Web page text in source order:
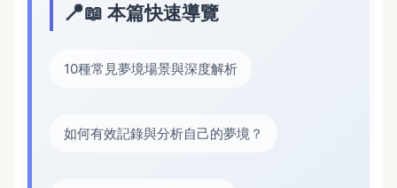
📖 本篇快速導覽
10種常見夢境場景與深度解析
如何有效記錄與分析自己的夢境？